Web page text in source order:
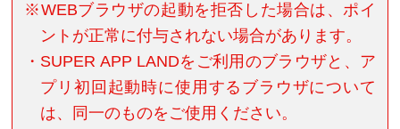
※WEBブラウザの起動を拒否した場合は、ポイ
ントが正常に付与されない場合があります。
・SUPER APP LANDをご利用のブラウザと、ア
プリ初回起動時に使用するブラウザについて
は、同一のものをご使用ください。